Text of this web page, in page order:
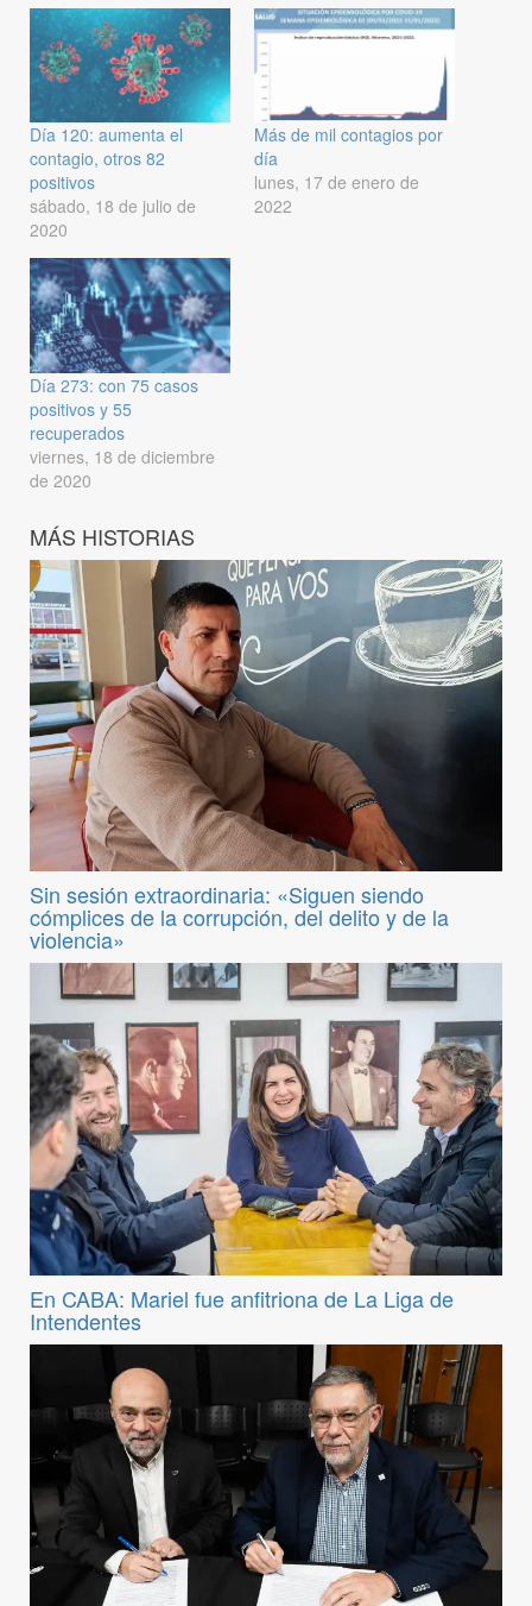
Día 120: aumenta el
contagio, otros 82
positivos
sábado, 18 de julio de
2020
Más de mil contagios por
día
lunes, 17 de enero de
2022
Día 273: con 75 casos
positivos y 55
recuperados
viernes, 18 de diciembre
de 2020
MÁS HISTORIAS
Sin sesión extraordinaria: «Siguen siendo
cómplices de la corrupción, del delito y de la
violencia»
En CABA: Mariel fue anfitriona de La Liga de
Intendentes